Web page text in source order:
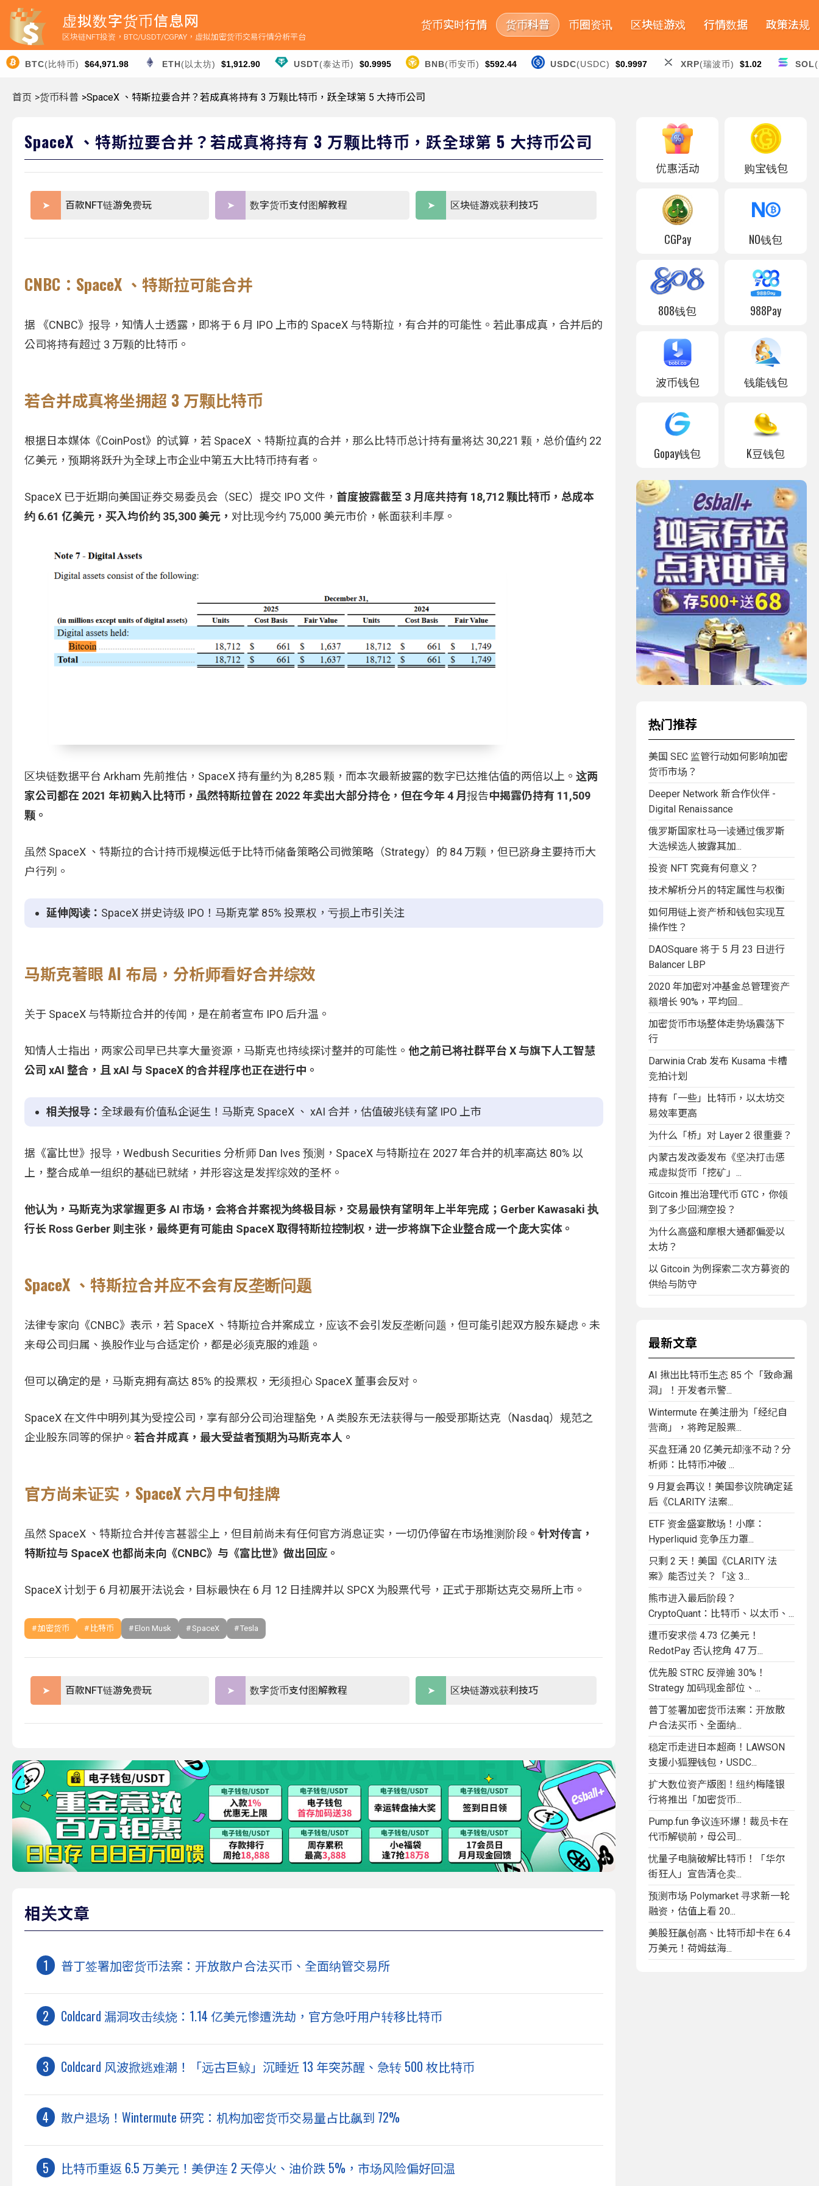
虚拟数字货币信息网
区块链NFT投资，BTC/USDT/CGPAY，虚拟加密货币交易行情分析平台
货币实时行情 货币科普 币圈资讯 区块链游戏 行情数据 政策法规
BTC(比特币) $64,971.98 ETH(以太坊) $1,912.90 USDT(泰达币) $0.9995 BNB(币安币) $592.44 USDC(USDC) $0.9997 XRP(瑞波币) $1.02 SOL
首页 >货币科普 >SpaceX 、特斯拉要合并？若成真将持有 3 万颗比特币，跃全球第 5 大持币公司
SpaceX 、特斯拉要合并？若成真将持有 3 万颗比特币，跃全球第 5 大持币公司
百款NFT链游免费玩 数字货币支付图解教程 区块链游戏获利技巧
CNBC：SpaceX 、特斯拉可能合并
据 《CNBC》报导，知情人士透露，即将于 6 月 IPO 上市的 SpaceX 与特斯拉，有合并的可能性。若此事成真，合并后的
公司将持有超过 3 万颗的比特币。
若合并成真将坐拥超 3 万颗比特币
根据日本媒体《CoinPost》的试算，若 SpaceX 、特斯拉真的合并，那么比特币总计持有量将达 30,221 颗，总价值约 22
亿美元，预期将跃升为全球上市企业中第五大比特币持有者。
SpaceX 已于近期向美国证券交易委员会（SEC）提交 IPO 文件，首度披露截至 3 月底共持有 18,712 颗比特币，总成本
约 6.61 亿美元，买入均价约 35,300 美元， 对比现今约 75,000 美元市价，帐面获利丰厚。
区块链数据平台 Arkham 先前推估，SpaceX 持有量约为 8,285 颗，而本次最新披露的数字已达推估值的两倍以上。这两
家公司都在 2021 年初购入比特币，虽然特斯拉曾在 2022 年卖出大部分持仓，但在今年 4 月报告中揭露仍持有 11,509
颗。
虽然 SpaceX 、特斯拉的合计持币规模远低于比特币储备策略公司微策略（Strategy）的 84 万颗，但已跻身主要持币大
户行列。
延伸阅读： SpaceX 拼史诗级 IPO！马斯克掌 85% 投票权，亏损上市引关注
马斯克著眼 AI 布局，分析师看好合并综效
关于 SpaceX 与特斯拉合并的传闻，是在前者宣布 IPO 后升温。
知情人士指出，两家公司早已共享大量资源，马斯克也持续探讨整并的可能性。 他之前已将社群平台 X 与旗下人工智慧
公司 xAI 整合，且 xAI 与 SpaceX 的合并程序也正在进行中。
相关报导： 全球最有价值私企诞生！马斯克 SpaceX 、 xAI 合并，估值破兆镁有望 IPO 上市
据《富比世》报导，Wedbush Securities 分析师 Dan Ives 预测，SpaceX 与特斯拉在 2027 年合并的机率高达 80% 以
上，整合成单一组织的基础已就绪，并形容这是发挥综效的圣杯。
他认为，马斯克为求掌握更多 AI 市场，会将合并案视为终极目标，交易最快有望明年上半年完成；Gerber Kawasaki 执
行长 Ross Gerber 则主张，最终更有可能由 SpaceX 取得特斯拉控制权，进一步将旗下企业整合成一个庞大实体。
SpaceX 、特斯拉合并应不会有反垄断问题
法律专家向《CNBC》表示，若 SpaceX 、特斯拉合并案成立，应该不会引发反垄断问题，但可能引起双方股东疑虑。未
来母公司归属、换股作业与合适定价，都是必须克服的难题。
但可以确定的是，马斯克拥有高达 85% 的投票权，无须担心 SpaceX 董事会反对。
SpaceX 在文件中明列其为受控公司，享有部分公司治理豁免，A 类股东无法获得与一般受那斯达克（Nasdaq）规范之
企业股东同等的保护。若合并成真，最大受益者预期为马斯克本人。
官方尚未证实，SpaceX 六月中旬挂牌
虽然 SpaceX 、特斯拉合并传言甚嚣尘上，但目前尚未有任何官方消息证实，一切仍停留在市场推测阶段。针对传言，
特斯拉与 SpaceX 也都尚未向《CNBC》与《富比世》做出回应。
SpaceX 计划于 6 月初展开法说会，目标最快在 6 月 12 日挂牌并以 SPCX 为股票代号，正式于那斯达克交易所上市。
加密货币 比特币 Elon Musk SpaceX Tesla
百款NFT链游免费玩 数字货币支付图解教程 区块链游戏获利技巧
相关文章
普丁签署加密货币法案：开放散户合法买币、全面纳管交易所
Coldcard 漏洞攻击续烧：1.14 亿美元惨遭洗劫，官方急吁用户转移比特币
Coldcard 风波掀逃难潮！「远古巨鲸」沉睡近 13 年突苏醒、急转 500 枚比特币
散户退场！Wintermute 研究：机构加密货币交易量占比飙到 72%
比特币重返 6.5 万美元！美伊连 2 天停火、油价跌 5%，市场风险偏好回温
优惠活动 购宝钱包
CGPay NO钱包
808钱包 988Pay
波币钱包 钱能钱包
Gopay钱包 K豆钱包
热门推荐
美国 SEC 监管行动如何影响加密
货币市场？
Deeper Network 新合作伙伴 -
Digital Renaissance
俄罗斯国家杜马一读通过俄罗斯
大选候选人披露其加...
投资 NFT 究竟有何意义？
技术解析分片的特定属性与权衡
如何用链上资产桥和钱包实现互
操作性？
DAOSquare 将于 5 月 23 日进行
Balancer LBP
2020 年加密对冲基金总管理资产
额增长 90%，平均回...
加密货币市场整体走势场震荡下
行
Darwinia Crab 发布 Kusama 卡槽
竞拍计划
持有「一些」比特币，以太坊交
易效率更高
为什么「桥」对 Layer 2 很重要？
内蒙古发改委发布《坚决打击惩
戒虚拟货币「挖矿」...
Gitcoin 推出治理代币 GTC，你领
到了多少回溯空投？
为什么高盛和摩根大通都偏爱以
太坊？
以 Gitcoin 为例探索二次方募资的
供给与防守
最新文章
AI 揪出比特币生态 85 个「致命漏
洞」！开发者示警...
Wintermute 在美注册为「经纪自
营商」，将跨足股票...
买盘狂涌 20 亿美元却涨不动？分
析师：比特币冲破 ...
9 月复会再议！美国参议院确定延
后《CLARITY 法案...
ETF 资金盛宴散场！小摩：
Hyperliquid 竞争压力罩...
只剩 2 天！美国《CLARITY 法
案》能否过关？「这 3...
熊市进入最后阶段？
CryptoQuant：比特币、以太币、...
遭币安求偿 4.73 亿美元！
RedotPay 否认挖角 47 万...
优先股 STRC 反弹逾 30%！
Strategy 加码现金部位、...
普丁签署加密货币法案：开放散
户合法买币、全面纳...
稳定币走进日本超商！LAWSON
支援小狐狸钱包，USDC...
扩大数位资产版图！纽约梅隆银
行将推出「加密货币...
Pump.fun 争议连环爆！裁员卡在
代币解锁前，母公司...
忧量子电脑破解比特币！「华尔
街狂人」宣告清仓卖...
预测市场 Polymarket 寻求新一轮
融资，估值上看 20...
美股狂飙创高、比特币却卡在 6.4
万美元！荷姆兹海...